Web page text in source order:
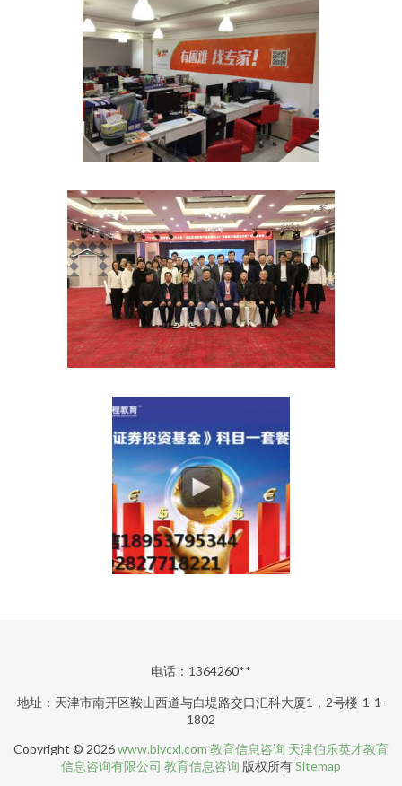
电话：1364260**
地址：天津市南开区鞍山西道与白堤路交口汇科大厦1，2号楼-1-1-
1802
Copyright © 2026www.blycxl.com 教育信息咨询 天津伯乐英才教育
信息咨询有限公司 教育信息咨询 版权所有Sitemap